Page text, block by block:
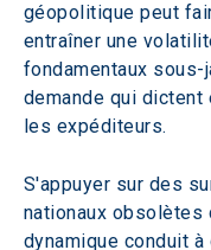
géopolitique peut
entraîner une
fondamentaux
demande qui dictent
les expéditeurs.
S'appuyer sur des
nationaux obsolètes
dynamique conduit